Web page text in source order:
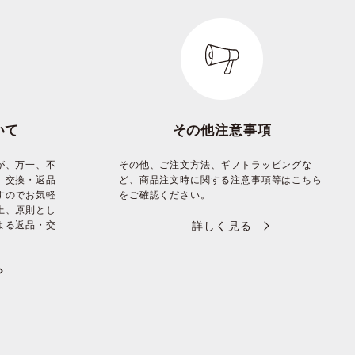
て
、万一、不
交換・返品
のでお気軽
、原則とし
る返品・交
その他注意事項
その他、ご注文方法、ギフトラッピングな
ど、商品注文時に関する注意事項等はこちら
をご確認ください。
詳しく見る